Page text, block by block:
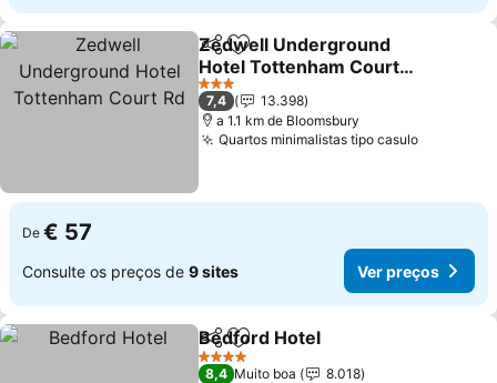
PartilharAdicionar aos favoritos
Zedwell Underground
Hotel Tottenham Court
Rd
Ver preços
3 Estrelas
7,4
13.398
a 1.1 km de Bloomsbury
Quartos minimalistas tipo casuloVer
De € 57
Consulte os preços de 9 sites Ver preços
PartilharAdicionar aos favoritos
Bedford Hotel
4 Estrelas
8,4 Muito boa
8.018